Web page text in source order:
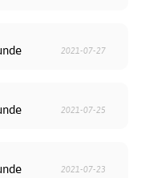
2021-07-27
2021-07-25
2021-07-23